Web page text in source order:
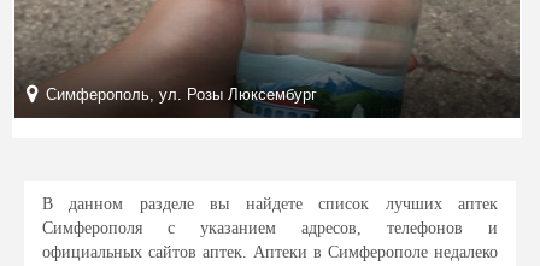
Симферополь, ул. Розы Люксембург
В данном разделе вы найдете список лучших аптек
Симферополя с указанием адресов, телефонов и
официальных сайтов аптек. Аптеки в Симферополе недалеко